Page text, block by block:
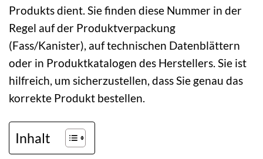
Produkts dient. Sie finden diese Nummer in der
Regel auf der Produktverpackung
(Fass/Kanister), auf technischen Datenblättern
oder in Produktkatalogen des Herstellers. Sie ist
hilfreich, um sicherzustellen, dass Sie genau das
korrekte Produkt bestellen.
Inhalt